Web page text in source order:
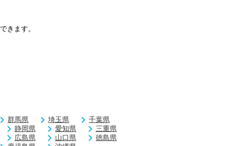
きます。
群馬県 埼玉県
千葉県
静岡県 愛知県
三重県
広島県 山口県
徳島県